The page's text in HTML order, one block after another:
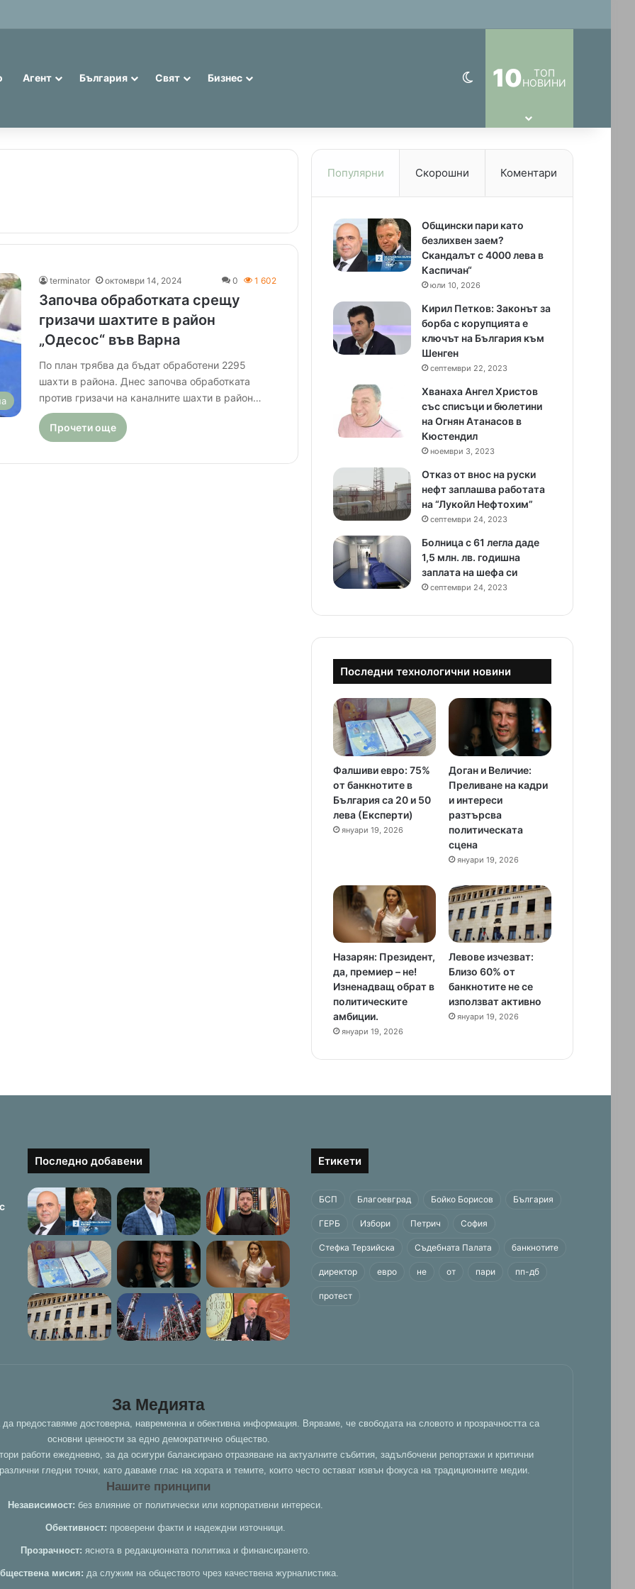
Агент България Свят Бизнес Switch skin
10
ТОП
НОВИНИ
terminator октомври 14, 2024 0 1 602
Започва обработката срещу
гризачи шахтите в район
„Одесос“ във Варна
По план трябва да бъдат обработени 2295
шахти в района. Днес започва обработката
против гризачи на каналните шахти в район…
Прочети още
Популярни Скорошни Коментари
Общински пари като
безлихвен заем?
Скандалът с 4000 лева в
Каспичан“
юли 10, 2026
Кирил Петков: Законът за
борба с корупцията е
ключът на България към
Шенген
септември 22, 2023
Хванаха Ангел Христов
със списъци и бюлетини
на Огнян Атанасов в
Кюстендил
ноември 3, 2023
Отказ от внос на руски
нефт заплашва работата
на “Лукойл Нефтохим”
септември 24, 2023
Болница с 61 легла даде
1,5 млн. лв. годишна
заплата на шефа си
септември 24, 2023
Последни технологични новини
Фалшиви евро: 75%
от банкнотите в
България са 20 и 50
лева (Експерти)
януари 19, 2026
Доган и Величие:
Преливане на кадри
и интереси
разтърсва
политическата
сцена
януари 19, 2026
Назарян: Президент,
да, премиер – не!
Изненадващ обрат в
политическите
амбиции.
януари 19, 2026
Левове изчезват:
Близо 60% от
банкнотите не се
използват активно
януари 19, 2026
Последно добавени Етикети
БСП Благоевград Бойко Борисов България
ГЕРБ Избори Петрич София
Стефка Терзийска Съдебната Палата банкнотите
директор евро не от пари пп-дб
протест
За Медията
предоставяме достоверна, навременна и обективна информация. Вярваме, че свободата на словото и прозрачността са
основни ценности за едно демократично общество.
работи ежедневно, за да осигури балансирано отразяване на актуалните събития, задълбочени репортажи и критични
гледни точки, като даваме глас на хората и темите, които често остават извън фокуса на традиционните медии.
Нашите принципи
Независимост: без влияние от политически или корпоративни интереси.
Обективност: проверени факти и надеждни източници.
Прозрачност: яснота в редакционната политика и финансирането.
мисия: да служим на обществото чрез качествена журналистика.